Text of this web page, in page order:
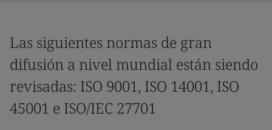
Las siguientes normas de gran
difusión a nivel mundial están siendo
revisadas: ISO 9001, ISO 14001, ISO
45001 e ISO/IEC 27701